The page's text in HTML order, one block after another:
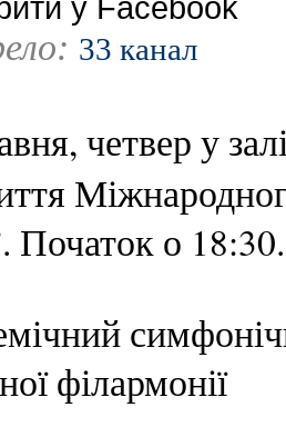
33 канал
четвер у
Початок о 18:30.
філармонії